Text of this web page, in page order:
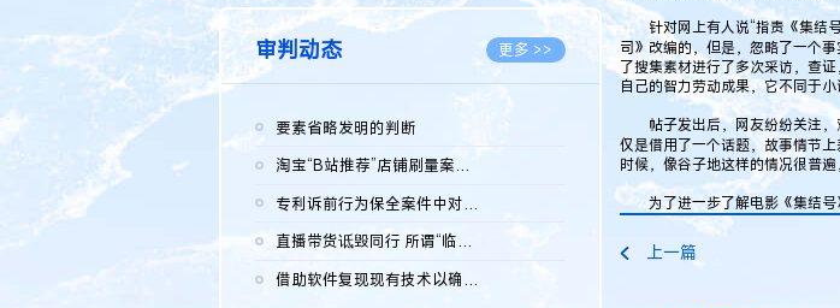
审判动态 更多 >>
要素省略发明的判断
淘宝“B站推荐”店铺刷量案维持原判，两被告连带赔偿150万元
专利诉前行为保全案件中对仿制药申请人曾作出三类声明的考量及违...
直播带货诋毁同行 所谓“临场发挥”不免责
借助软件复现现有技术以确认相关参数特征是否被公开
针对网上有人说“指责《集结号
司》改编的，但是，忽略了一个
了搜集素材进行了多次采访，查
自己的智力劳动成果，它不同于小
帖子发出后，网友纷纷关注，
仅是借用了一个话题，故事情节
时候，像谷子地这样的情况很普
为了进一步了解电影《集结号
上一篇